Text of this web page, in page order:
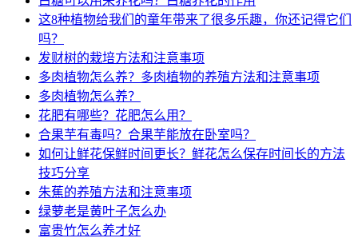
这8种植物给我们的童年带来了很多乐趣，你还记得它们
吗？
发财树的栽培方法和注意事项
多肉植物怎么养？多肉植物的养殖方法和注意事项
多肉植物怎么养？
花肥有哪些？花肥怎么用？
合果芋有毒吗？合果芋能放在卧室吗？
如何让鲜花保鲜时间更长？鲜花怎么保存时间长的方法
技巧分享
朱蕉的养殖方法和注意事项
绿萝老是黄叶子怎么办
富贵竹怎么养才好